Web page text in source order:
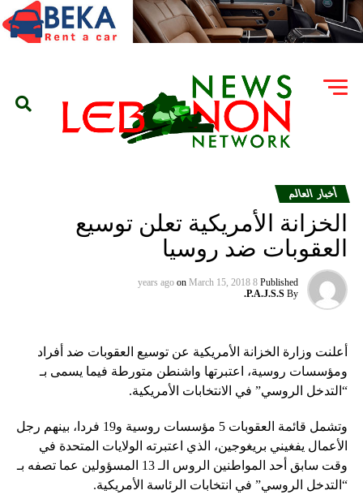
أخبار العالم
الخزانة الأمريكية تعلن توسيع
العقوبات ضد روسيا
Published
8 years ago
on March 15, 2018
By
P.A.J.S.S.
أعلنت وزارة الخزانة الأمريكية عن توسيع العقوبات ضد أفراد
ومؤسسات روسية، اعتبرتها واشنطن متورطة فيما يسمى بـ
“التدخل الروسي” في الانتخابات الأمريكية.
وتشمل قائمة العقوبات 5 مؤسسات روسية و19 فردا، بينهم رجل
الأعمال يفغيني بريغوجين، الذي اعتبرته الولايات المتحدة في
وقت سابق أحد المواطنين الروس الـ 13 المسؤولين عما تصفه بـ
“التدخل الروسي” في انتخابات الرئاسة الأمريكية.